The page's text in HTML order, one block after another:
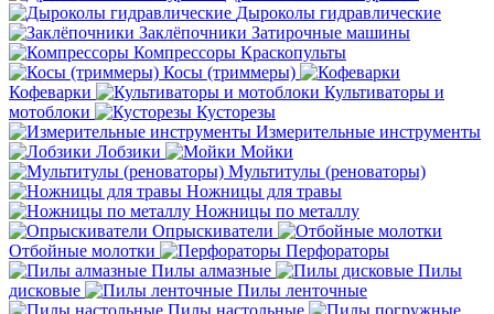
Дыроколы гидравлические
Заклёпочники Затирочные машины
Компрессоры Краскопульты
Косы (триммеры)
Кофеварки
Культиваторы и
мотоблоки
Кусторезы
Измерительные инструменты
Лобзики
Мойки
Мультитулы (реноваторы)
Ножницы для травы
Ножницы по металлу
Опрыскиватели
Отбойные молотки
Перфораторы
Пилы алмазные
Пилы
дисковые
Пилы ленточные
Пилы настольные